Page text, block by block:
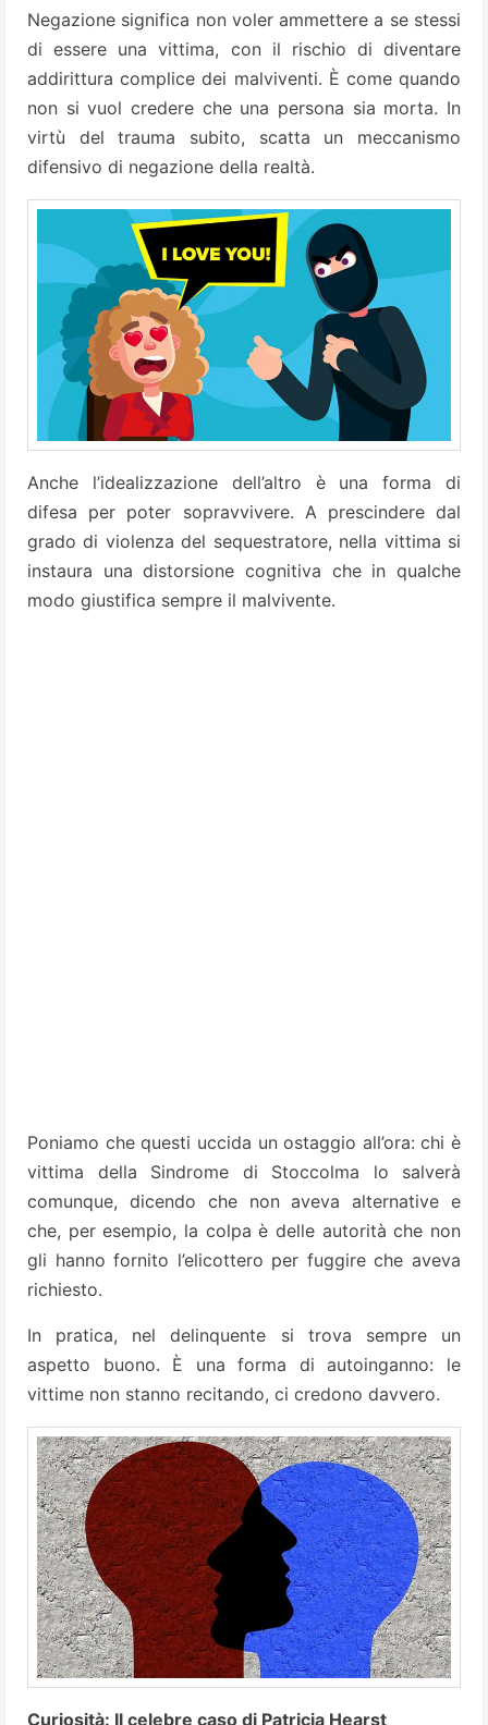
Negazione significa non voler ammettere a se stessi
di essere una vittima, con il rischio di diventare
addirittura complice dei malviventi. È come quando
non si vuol credere che una persona sia morta. In
virtù del trauma subito, scatta un meccanismo
difensivo di negazione della realtà.
Anche l’idealizzazione dell’altro è una forma di
difesa per poter sopravvivere. A prescindere dal
grado di violenza del sequestratore, nella vittima si
instaura una distorsione cognitiva che in qualche
modo giustifica sempre il malvivente.
Poniamo che questi uccida un ostaggio all’ora: chi è
vittima della Sindrome di Stoccolma lo salverà
comunque, dicendo che non aveva alternative e
che, per esempio, la colpa è delle autorità che non
gli hanno fornito l’elicottero per fuggire che aveva
richiesto.
In pratica, nel delinquente si trova sempre un
aspetto buono. È una forma di autoinganno: le
vittime non stanno recitando, ci credono davvero.
Curiosità: Il celebre caso di Patricia Hearst